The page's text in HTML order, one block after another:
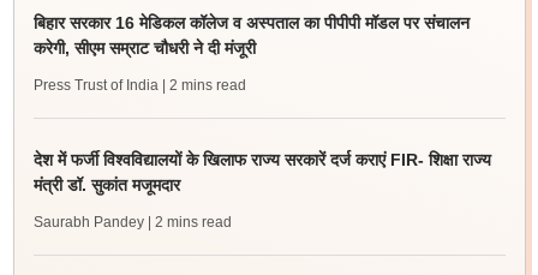
बिहार सरकार 16 मेडिकल कॉलेज व अस्पताल का पीपीपी मॉडल पर संचालन
करेगी, सीएम सम्राट चौधरी ने दी मंजूरी
Press Trust of India | 2 mins read
देश में फर्जी विश्वविद्यालयों के खिलाफ राज्य सरकारें दर्ज कराएं FIR- शिक्षा राज्य
मंत्री डॉ. सुकांत मजूमदार
Saurabh Pandey | 2 mins read